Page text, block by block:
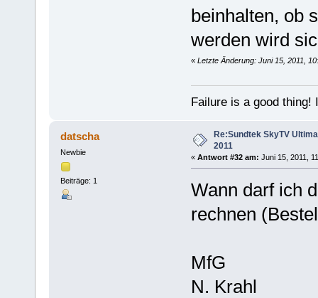
beinhalten, ob
werden wird
« Letzte Änderung: Juni 15, 2011,
Failure is a good thing!
datscha
Newbie
Beiträge: 1
Re:Sundtek SkyTV
2011
« Antwort #32 am: Juni 15, 2011,
Wann darf ich
rechnen
MfG
N. Krahl